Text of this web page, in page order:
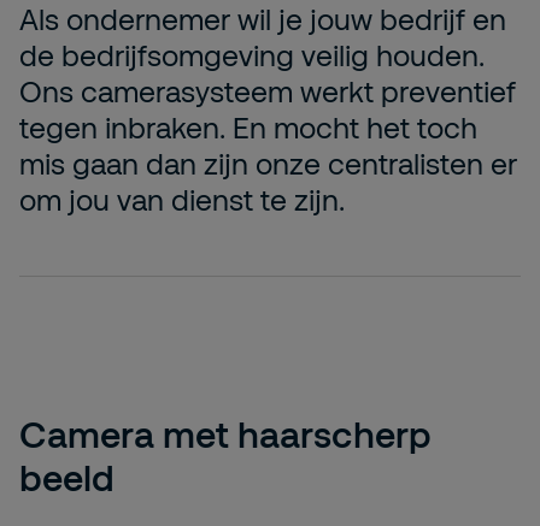
Als ondernemer wil je jouw bedrijf en
de bedrijfsomgeving veilig houden.
Ons camerasysteem werkt preventief
tegen inbraken. En mocht het toch
mis gaan dan zijn onze centralisten er
om jou van dienst te zijn.
Camera met haarscherp
beeld